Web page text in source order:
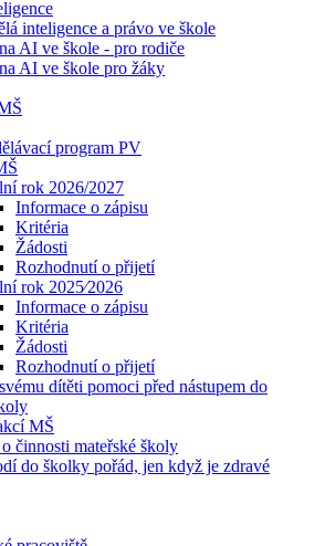
inteligence a právo ve škole
AI ve škole - pro rodiče
AI ve škole pro žáky
program PV
rok 2026/2027
Informace o zápisu
Kritéria
Žádosti
Rozhodnutí o přijetí
rok 2025⁄2026
Informace o zápisu
Kritéria
Žádosti
Rozhodnutí o přijetí
dítěti pomoci před nástupem do
MŠ
činnosti mateřské školy
do školky pořád, jen když je zdravé